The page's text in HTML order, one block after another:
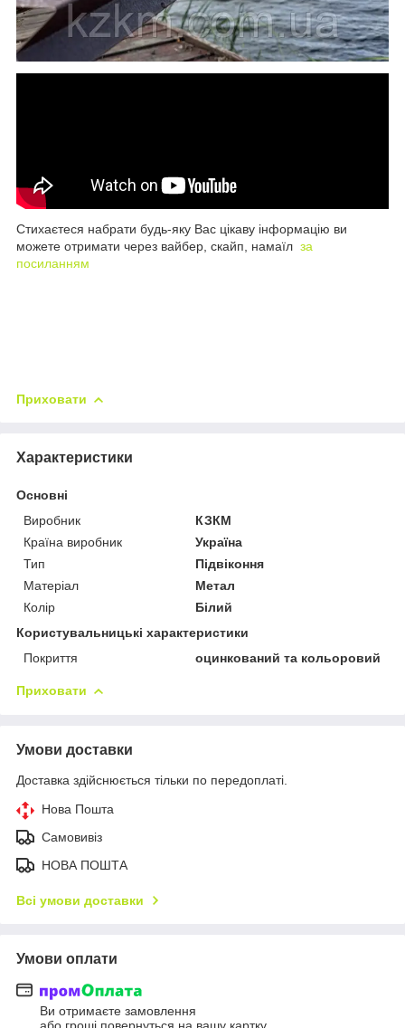
Стихаєтеся набрати будь-яку Вас цікаву інформацію ви
можете отримати через вайбер, скайп, намаїл за
посиланням
Приховати
Характеристики
Основні
Виробник
КЗКМ
Країна виробник
Україна
Тип
Підвіконня
Матеріал
Метал
Колір
Білий
Користувальницькі характеристики
Покриття
оцинкований та кольоровий
Приховати
Умови доставки
Доставка здійснюється тільки по передоплаті.
Нова Пошта
Самовивіз
НОВА ПОШТА
Всі умови доставки
Умови оплати
Ви отримаєте замовлення